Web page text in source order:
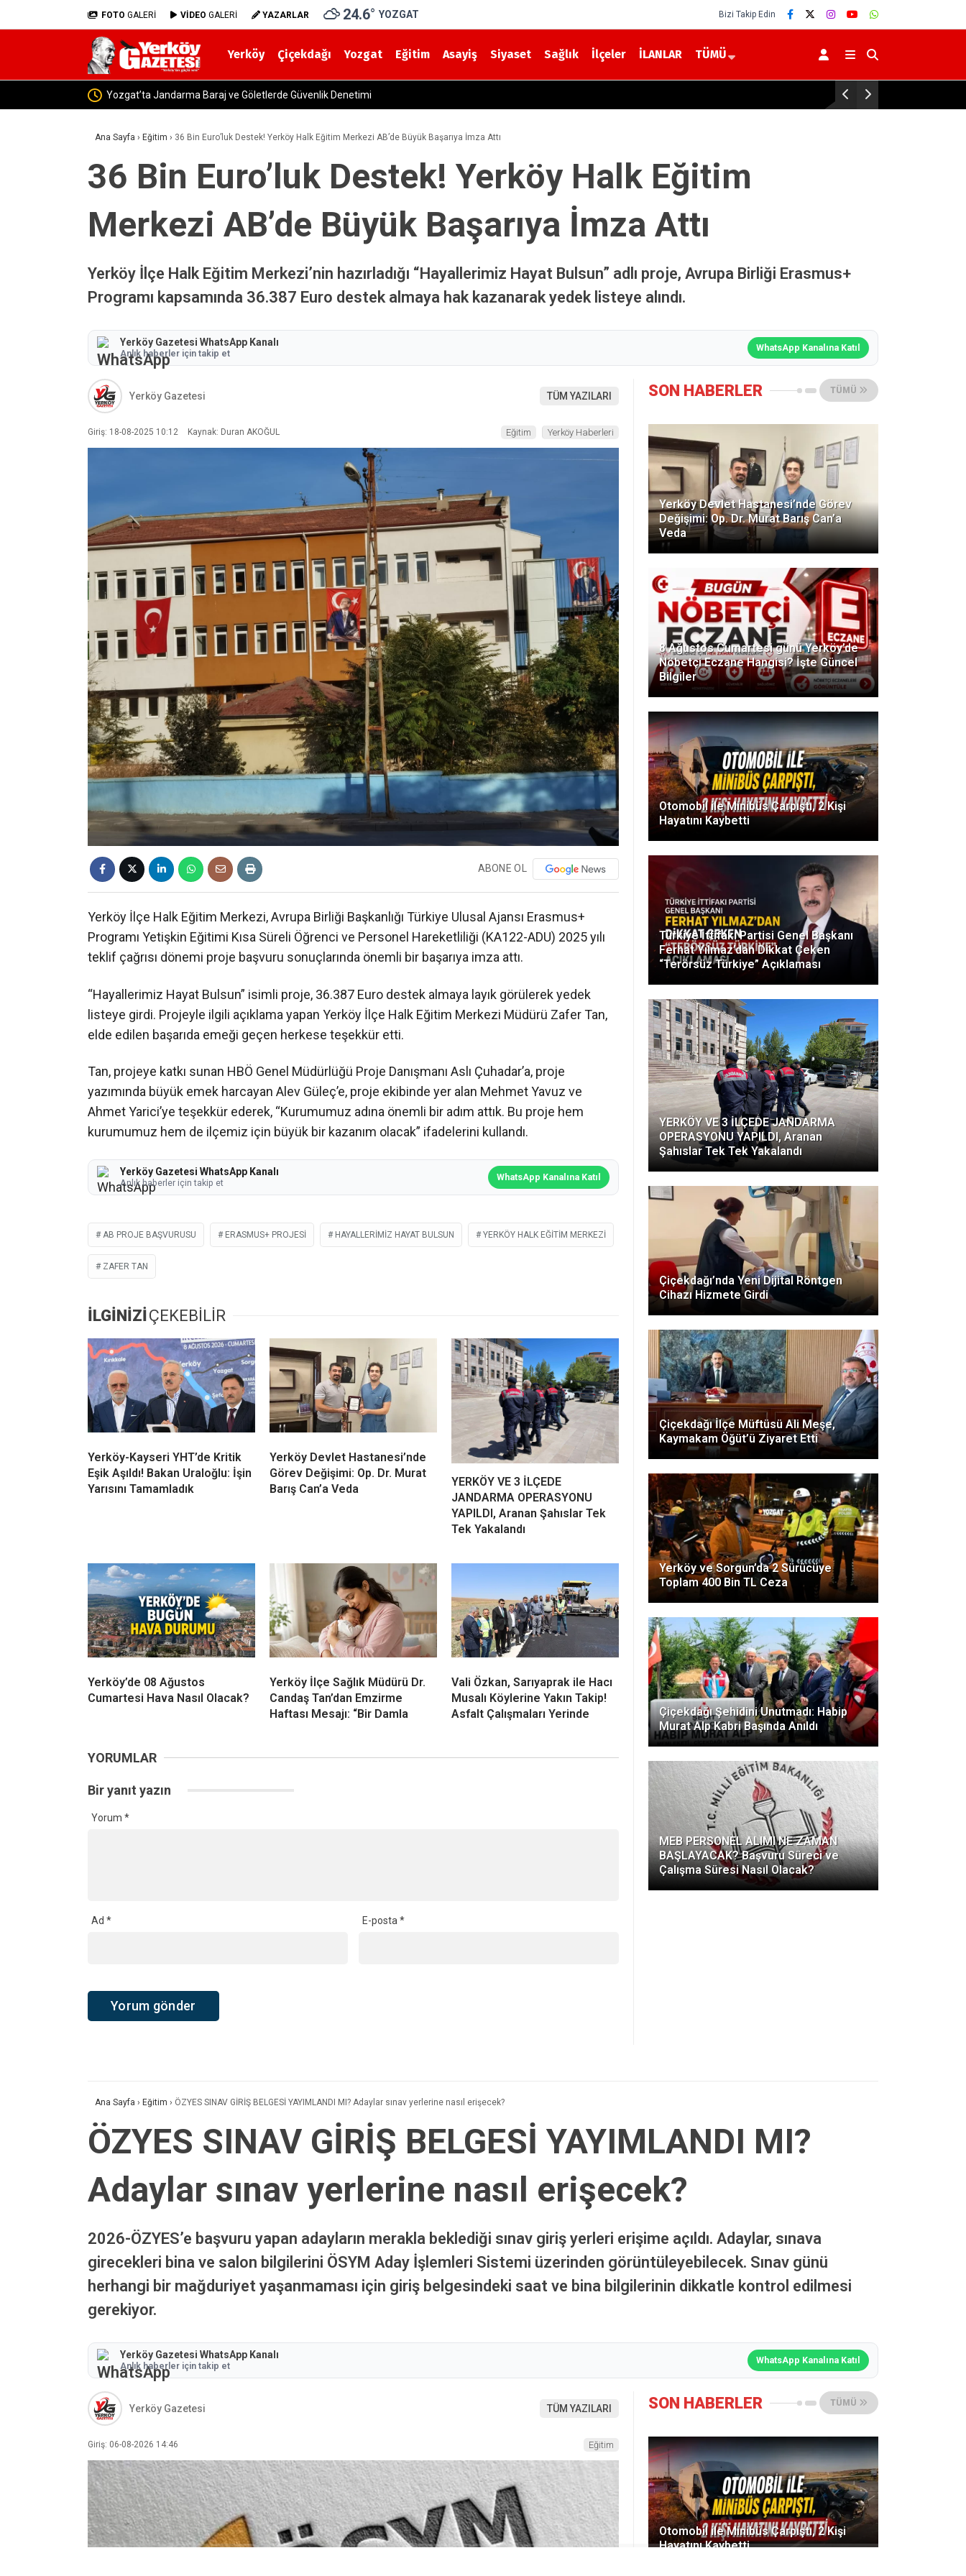
FOTO GALERİ VİDEO GALERİ YAZARLAR 24.6° YOZGAT Bizi Takip Edin
Yerköy Çiçekdağı Yozgat Eğitim Asayiş Siyaset Sağlık İlçeler İLANLAR TÜMÜ
Yerköy-Kayseri YHT’de Kritik Eşik Aşıldı! Bakan Uraloğlu: İşin Yarısını Tamamladık Yerköy Devlet Hastanesi’nde
Ana Sayfa › Eğitim › 36 Bin Euro’luk Destek! Yerköy Halk Eğitim Merkezi AB’de Büyük Başarıya İmza Attı
36 Bin Euro’luk Destek! Yerköy Halk Eğitim
Merkezi AB’de Büyük Başarıya İmza Attı
Yerköy İlçe Halk Eğitim Merkezi’nin hazırladığı “Hayallerimiz Hayat Bulsun” adlı proje, Avrupa Birliği Erasmus+
Programı kapsamında 36.387 Euro destek almaya hak kazanarak yedek listeye alındı.
Yerköy Gazetesi WhatsApp Kanalı
Anlık haberler için takip et
WhatsApp Kanalına Katıl
Yerköy Gazetesi TÜM YAZILARI
Giriş: 18-08-2025 10:12 Kaynak: Duran AKOĞUL Eğitim Yerköy Haberleri
ABONE OL
Yerköy İlçe Halk Eğitim Merkezi, Avrupa Birliği Başkanlığı Türkiye Ulusal Ajansı Erasmus+
Programı Yetişkin Eğitimi Kısa Süreli Öğrenci ve Personel Hareketliliği (KA122-ADU) 2025 yılı
teklif çağrısı dönemi proje başvuru sonuçlarında önemli bir başarıya imza attı.
“Hayallerimiz Hayat Bulsun” isimli proje, 36.387 Euro destek almaya layık görülerek yedek
listeye girdi. Projeyle ilgili açıklama yapan Yerköy İlçe Halk Eğitim Merkezi Müdürü Zafer Tan,
elde edilen başarıda emeği geçen herkese teşekkür etti.
Tan, projeye katkı sunan HBÖ Genel Müdürlüğü Proje Danışmanı Aslı Çuhadar’a, proje
yazımında büyük emek harcayan Alev Güleç’e, proje ekibinde yer alan Mehmet Yavuz ve
Ahmet Yarici’ye teşekkür ederek, “Kurumumuz adına önemli bir adım attık. Bu proje hem
kurumumuz hem de ilçemiz için büyük bir kazanım olacak” ifadelerini kullandı.
Yerköy Gazetesi WhatsApp Kanalı
Anlık haberler için takip et
WhatsApp Kanalına Katıl
AB PROJE BAŞVURUSU ERASMUS+ PROJESI HAYALLERIMIZ HAYAT BULSUN YERKÖY HALK EĞITIM MERKEZI
ZAFER TAN
İLGİNİZİÇEKEBİLİR
Yerköy-Kayseri YHT’de Kritik
Eşik Aşıldı! Bakan Uraloğlu: İşin
Yarısını Tamamladık
Yerköy Devlet Hastanesi’nde
Görev Değişimi: Op. Dr. Murat
Barış Can’a Veda
YERKÖY VE 3 İLÇEDE
JANDARMA OPERASYONU
YAPILDI, Aranan Şahıslar Tek
Tek Yakalandı
Yerköy’de 08 Ağustos
Cumartesi Hava Nasıl Olacak?
Yerköy İlçe Sağlık Müdürü Dr.
Candaş Tan’dan Emzirme
Haftası Mesajı: “Bir Damla
Vali Özkan, Sarıyaprak ile Hacı
Musalı Köylerine Yakın Takip!
Asfalt Çalışmaları Yerinde
YORUMLAR
Bir yanıt yazın
Yorum *
Ad * E-posta *
SON HABERLER TÜMÜ
Yerköy Devlet Hastanesi’nde Görev
Değişimi: Op. Dr. Murat Barış Can’a
Veda
8 Ağustos Cumartesi günü Yerköy’de
Nöbetçi Eczane Hangisi? İşte Güncel
Bilgiler
Otomobil ile Minibüs Çarpıştı, 2 Kişi
Hayatını Kaybetti
Türkiye İttifakı Partisi Genel Başkanı
Ferhat Yılmaz’dan Dikkat Çeken
“Terörsüz Türkiye” Açıklaması
YERKÖY VE 3 İLÇEDE JANDARMA
OPERASYONU YAPILDI, Aranan
Şahıslar Tek Tek Yakalandı
Çiçekdağı’nda Yeni Dijital Röntgen
Cihazı Hizmete Girdi
Çiçekdağı İlçe Müftüsü Ali Meşe,
Kaymakam Öğüt’ü Ziyaret Etti
Yerköy ve Sorgun’da 2 Sürücüye
Toplam 400 Bin TL Ceza
Çiçekdağı Şehidini Unutmadı: Habip
Murat Alp Kabri Başında Anıldı
MEB PERSONEL ALIMI NE ZAMAN
BAŞLAYACAK? Başvuru Süreci ve
Çalışma Süresi Nasıl Olacak?
Ana Sayfa › Eğitim › ÖZYES SINAV GİRİŞ BELGESİ YAYIMLANDI MI? Adaylar sınav yerlerine nasıl erişecek?
ÖZYES SINAV GİRİŞ BELGESİ YAYIMLANDI MI?
Adaylar sınav yerlerine nasıl erişecek?
2026-ÖZYES’e başvuru yapan adayların merakla beklediği sınav giriş yerleri erişime açıldı. Adaylar, sınava
girecekleri bina ve salon bilgilerini ÖSYM Aday İşlemleri Sistemi üzerinden görüntüleyebilecek. Sınav günü
herhangi bir mağduriyet yaşanmaması için giriş belgesindeki saat ve bina bilgilerinin dikkatle kontrol edilmesi
gerekiyor.
Yerköy Gazetesi WhatsApp Kanalı
Anlık haberler için takip et
WhatsApp Kanalına Katıl
Yerköy Gazetesi TÜM YAZILARI
Giriş: 06-08-2026 14:46 Eğitim
SON HABERLER TÜMÜ
Otomobil ile Minibüs Çarpıştı, 2 Kişi
Hayatını Kaybetti